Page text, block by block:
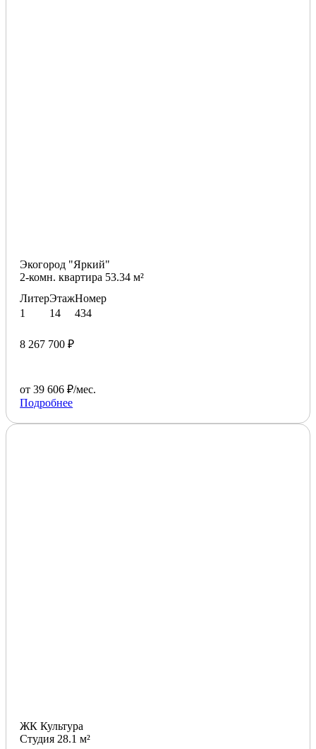
Экогород "Яркий"
2-комн. квартира 53.34 м²
Литер
1
Этаж
14
Номер
434
8 267 700 ₽
от 39 606 ₽/мес.
Подробнее
ЖК Культура
Студия 28.1 м²